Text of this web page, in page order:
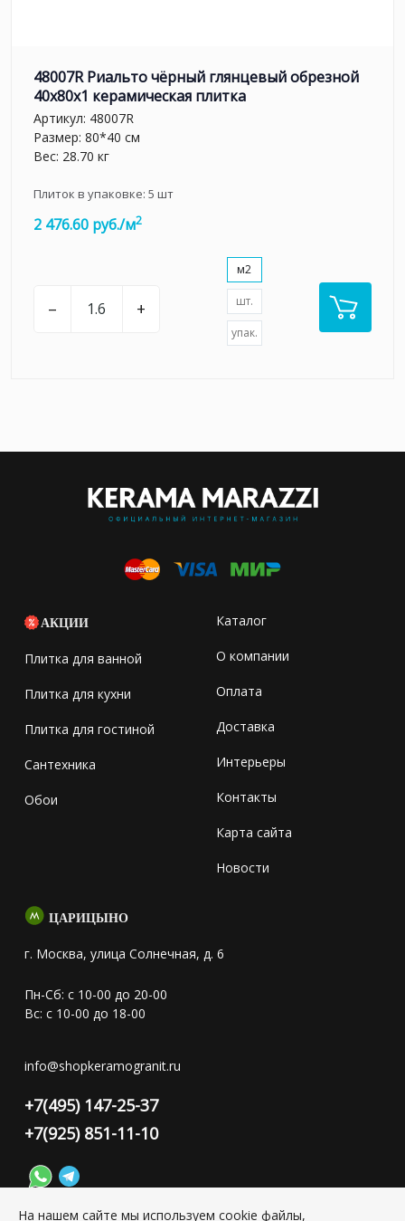
48007R Риальто чёрный глянцевый обрезной
40x80x1 керамическая плитка
Артикул: 48007R
Размер: 80*40 см
Вес: 28.70 кг
Плиток в упаковке: 5 шт
2 476.60 руб./м2
– +
м2
шт.
упак.
АКЦИИ
Плитка для ванной
Плитка для кухни
Плитка для гостиной
Сантехника
Обои
Каталог
О компании
Оплата
Доставка
Интерьеры
Контакты
Карта сайта
Новости
ЦАРИЦЫНО
г. Москва, улица Солнечная, д. 6
Пн-Сб: с 10-00 до 20-00
Вс: с 10-00 до 18-00
info@shopkeramogranit.ru
+7(495) 147-25-37
+7(925) 851-11-10
На нашем сайте мы используем cookie файлы,